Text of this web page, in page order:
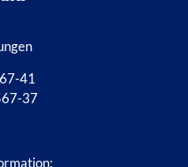
41
37